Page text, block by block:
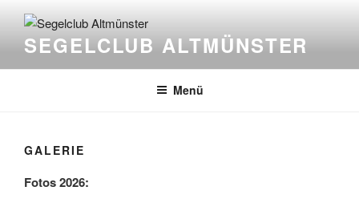
Inhalt
springenSEGELCLUB ALTMÜNSTER
Menü
GALERIE
Fotos 2026: